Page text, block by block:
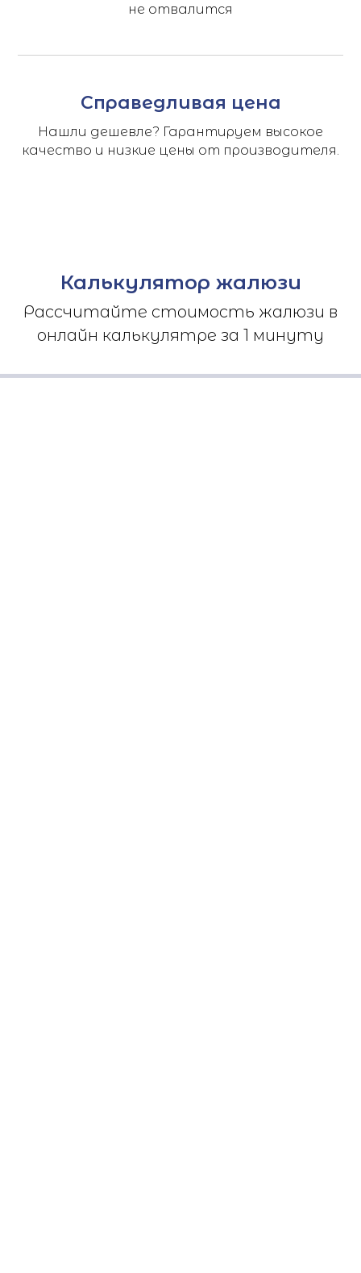
не отвалится
Справедливая цена
Нашли дешевле? Гарантируем высокое
качество и низкие цены от производителя.
Калькулятор жалюзи
Рассчитайте стоимость жалюзи в
онлайн калькулятре за 1 минуту